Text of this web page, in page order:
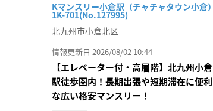
Kマンスリー小倉駅（チャチャタウン小倉）
1K-701(No.127995)
北九州市小倉北区
情報更新日 2026/08/02 10:44
【エレベーター付・高層階】北九州小倉
駅徒歩圏内！長期出張や短期滞在に便利
な広い格安マンスリー！